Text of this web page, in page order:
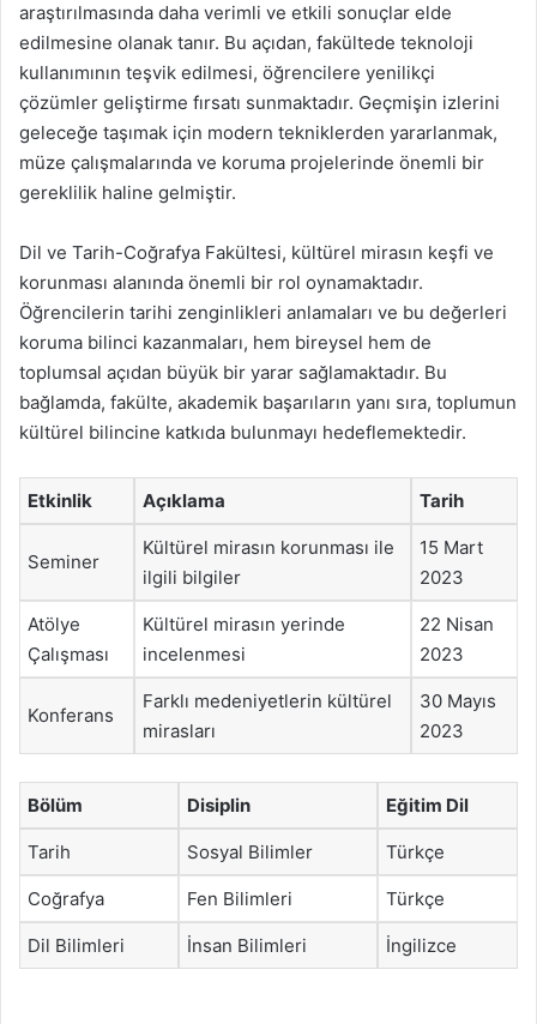
araştırılmasında daha verimli ve etkili sonuçlar elde
edilmesine olanak tanır. Bu açıdan, fakültede teknoloji
kullanımının teşvik edilmesi, öğrencilere yenilikçi
çözümler geliştirme fırsatı sunmaktadır. Geçmişin izlerini
geleceğe taşımak için modern tekniklerden yararlanmak,
müze çalışmalarında ve koruma projelerinde önemli bir
gereklilik haline gelmiştir.
Dil ve Tarih-Coğrafya Fakültesi, kültürel mirasın keşfi ve
korunması alanında önemli bir rol oynamaktadır.
Öğrencilerin tarihi zenginlikleri anlamaları ve bu değerleri
koruma bilinci kazanmaları, hem bireysel hem de
toplumsal açıdan büyük bir yarar sağlamaktadır. Bu
bağlamda, fakülte, akademik başarıların yanı sıra, toplumun
kültürel bilincine katkıda bulunmayı hedeflemektedir.
Etkinlik Açıklama Tarih
Seminer
Kültürel mirasın korunması ile
ilgili bilgiler
15 Mart
2023
Atölye
Çalışması
Kültürel mirasın yerinde
incelenmesi
22 Nisan
2023
Konferans
Farklı medeniyetlerin kültürel
mirasları
30 Mayıs
2023
Bölüm Disiplin Eğitim Dil
Tarih Sosyal Bilimler Türkçe
Coğrafya Fen Bilimleri Türkçe
Dil Bilimleri İnsan Bilimleri İngilizce